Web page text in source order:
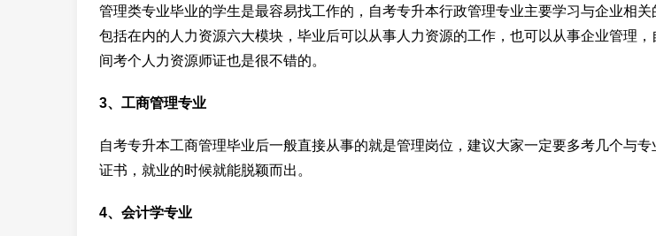
管理类专业毕业的学生是最容易找工作的，自考专升本行政管理专业主要学习与企业相关
包括在内的人力资源六大模块，毕业后可以从事人力资源的工作，也可以从事企业管理，
间考个人力资源师证也是很不错的。
3、工商管理专业
自考专升本工商管理毕业后一般直接从事的就是管理岗位，建议大家一定要多考几个与
证书，就业的时候就能脱颖而出。
4、会计学专业